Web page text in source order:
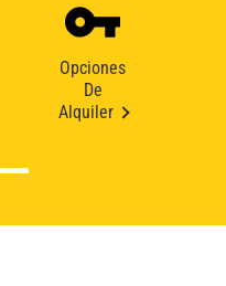
Opciones
De
Alquiler